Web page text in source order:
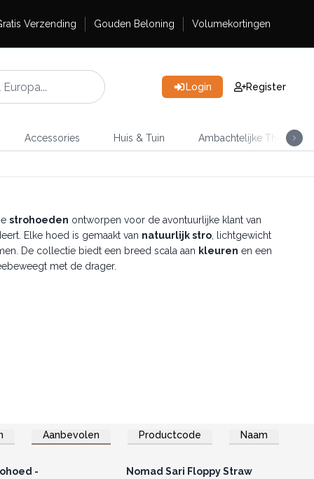
Verzending Gouden Beloning Volumekortingen
Login Register
Accessories Huis & Tuin Ambachtelijke Thee
strohoeden ontworpen voor de avontuurlijke klant van
Elke hoed is gemaakt van natuurlijk stro , lichtgewicht
De collectie biedt een breed scala aan kleuren en een
met de drager.
Aanbevolen Productcode Naam
registreer u voor
-
Log in of registreer u voor
groothandelsprijzen.
Nomad Sari Floppy Straw